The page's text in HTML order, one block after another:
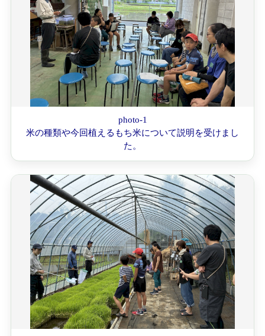
photo-1
米の種類や今回植えるもち米について説明を受けまし
た。